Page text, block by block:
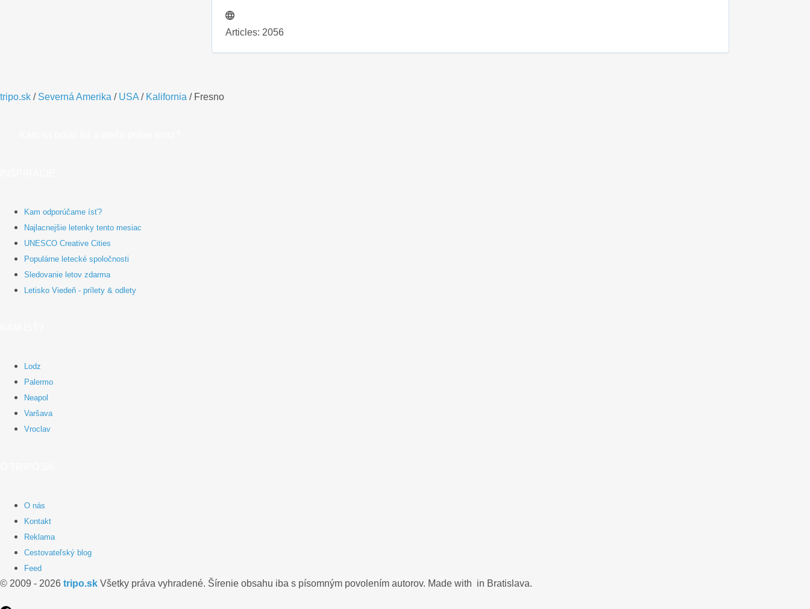
Articles: 2056
tripo.sk / Severná Amerika / USA / Kalifornia / Fresno
Kam odporúčame ísť?
Najlacnejšie letenky tento mesiac
UNESCO Creative Cities
Populárne letecké spoločnosti
Sledovanie letov zdarma
Letisko Viedeň - prílety & odlety
Lodz
Palermo
Neapol
Varšava
Vroclav
O nás
Kontakt
Reklama
Cestovateľský blog
Feed
© 2009 - 2026 tripo.sk Všetky práva vyhradené. Šírenie obsahu iba s písomným povolením autorov. Made with in Bratislava.